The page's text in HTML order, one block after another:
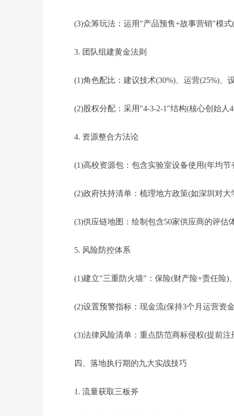
(3)众筹玩法：运用"产品预售+故事营销"模
3. 团队组建黄金法则
(1)角色配比：建议技术(30%)、运营(25%)、
(2)股权分配：采用"4-3-2-1"结构(核心创始人
4. 资源整合方法论
(1)高校资源包：包含实验室设备使用(年均
(2)政府扶持清单：梳理地方政策(如深圳对
(3)供应链地图：绘制包含50家供应商的评估
5. 风险防控体系
(1)建立"三重防火墙"：保险(财产险+责任险)
(2)设置预警指标：现金流(保持3个月运营资
(3)法律风险清单：重点防范商标侵权(提前
四、落地执行期的九大实战技巧
1. 流量获取三板斧